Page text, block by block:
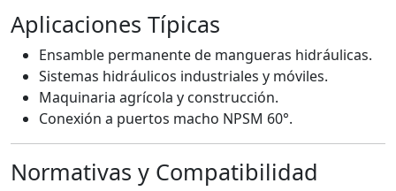
Aplicaciones Típicas
Ensamble permanente de mangueras hidráulicas.
Sistemas hidráulicos industriales y móviles.
Maquinaria agrícola y construcción.
Conexión a puertos macho NPSM 60°.
Normativas y Compatibilidad